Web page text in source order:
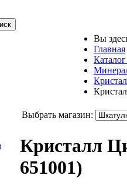
Вы
Главная
Выбрать магазин:
Кристалл
651001)